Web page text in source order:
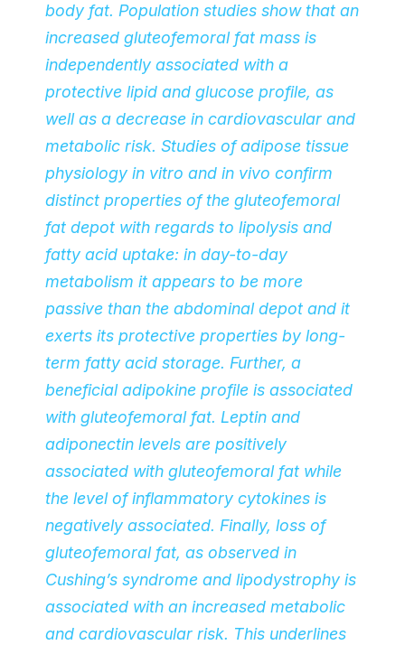
body fat. Population studies show that an
increased gluteofemoral fat mass is
independently associated with a
protective lipid and glucose profile, as
well as a decrease in cardiovascular and
metabolic risk. Studies of adipose tissue
physiology in vitro and in vivo confirm
distinct properties of the gluteofemoral
fat depot with regards to lipolysis and
fatty acid uptake: in day-to-day
metabolism it appears to be more
passive than the abdominal depot and it
exerts its protective properties by long-
term fatty acid storage. Further, a
beneficial adipokine profile is associated
with gluteofemoral fat. Leptin and
adiponectin levels are positively
associated with gluteofemoral fat while
the level of inflammatory cytokines is
negatively associated. Finally, loss of
gluteofemoral fat, as observed in
Cushing’s syndrome and lipodystrophy is
associated with an increased metabolic
and cardiovascular risk. This underlines